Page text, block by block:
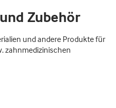
Zubehör
und andere Produkte für
zahnmedizinischen